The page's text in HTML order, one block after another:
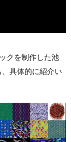
クを制作した池
具体的に紹介い